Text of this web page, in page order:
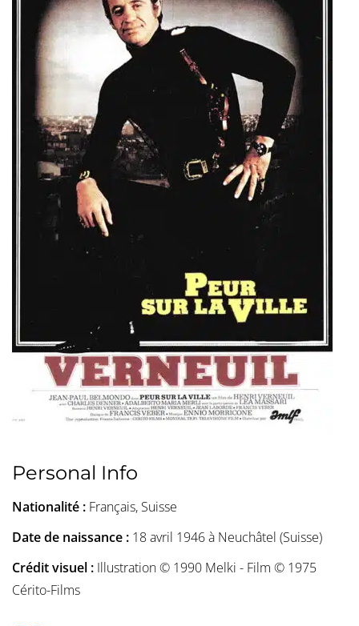
Personal Info
Nationalité : Français, Suisse
Date de naissance : 18 avril 1946 à Neuchâtel (Suisse)
Crédit visuel : Illustration © 1990 Melki - Film © 1975
Cérito-Films